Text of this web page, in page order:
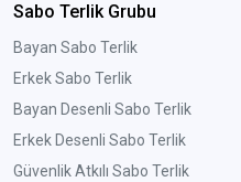
Sabo Terlik Grubu
Bayan Sabo Terlik
Erkek Sabo Terlik
Bayan Desenli Sabo Terlik
Erkek Desenli Sabo Terlik
Güvenlik Atkılı Sabo Terlik